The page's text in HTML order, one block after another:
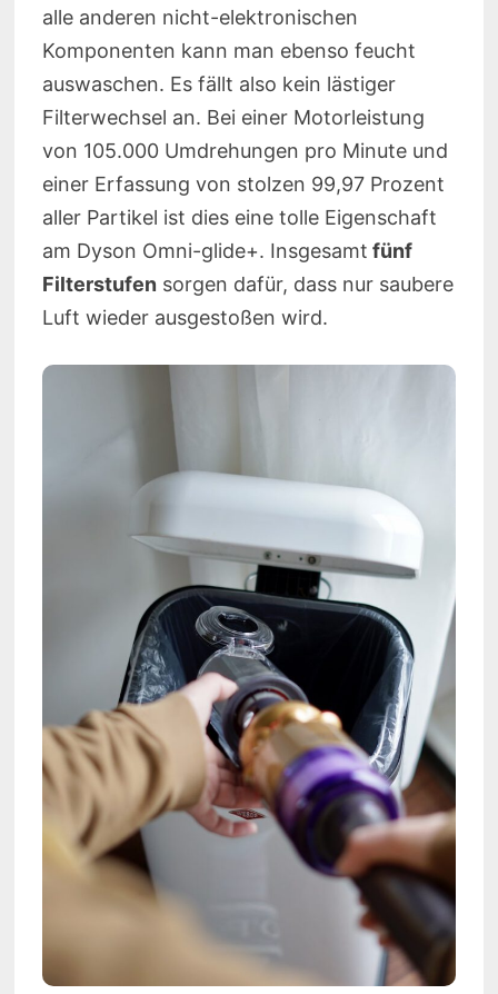
alle anderen nicht-elektronischen
Komponenten kann man ebenso feucht
auswaschen. Es fällt also kein lästiger
Filterwechsel an. Bei einer Motorleistung
von 105.000 Umdrehungen pro Minute und
einer Erfassung von stolzen 99,97 Prozent
aller Partikel ist dies eine tolle Eigenschaft
am Dyson Omni-glide+. Insgesamt fünf
Filterstufen sorgen dafür, dass nur saubere
Luft wieder ausgestoßen wird.